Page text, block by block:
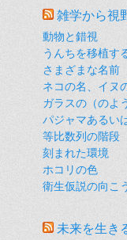
雑学から視
動物と錯視
うんちを移植す
さまざまな名前
ネコの名、イヌ
ガラスの（のよ
パジャマあるい
等比数列の階段
刻まれた環境
ホコリの色
衛生仮説の向こ
未来を生き